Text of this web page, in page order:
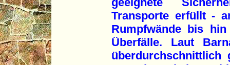
Transporte erfüllt -
Rumpfwände bis
Überfälle. Laut
überdurchschnittlich